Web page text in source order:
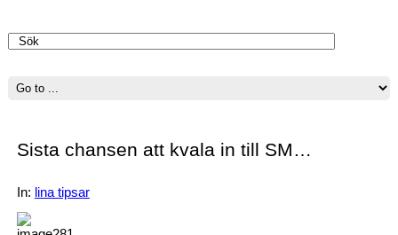
Sista chansen att kvala in till SM…
In: lina tipsar